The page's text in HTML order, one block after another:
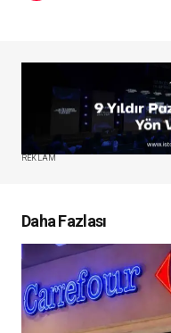
REKLAM
Daha Fazlası